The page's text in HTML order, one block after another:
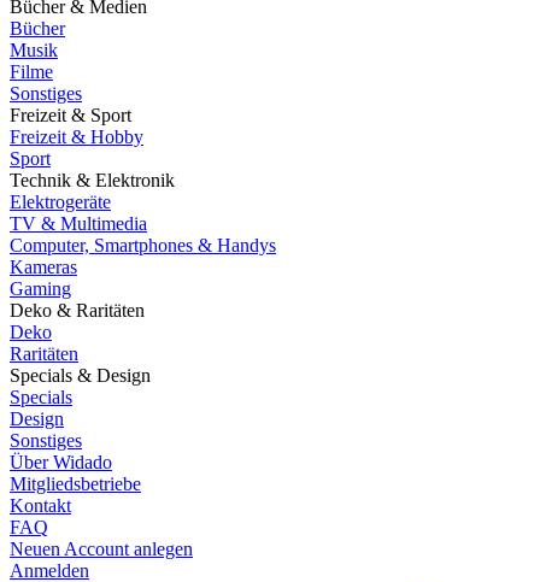
Bücher & Medien
Bücher
Musik
Filme
Sonstiges
Freizeit & Sport
Freizeit & Hobby
Sport
Technik & Elektronik
Elektrogeräte
TV & Multimedia
Computer, Smartphones & Handys
Kameras
Gaming
Deko & Raritäten
Deko
Raritäten
Specials & Design
Specials
Design
Sonstiges
Über Widado
Mitgliedsbetriebe
Kontakt
FAQ
Neuen Account anlegen
Anmelden